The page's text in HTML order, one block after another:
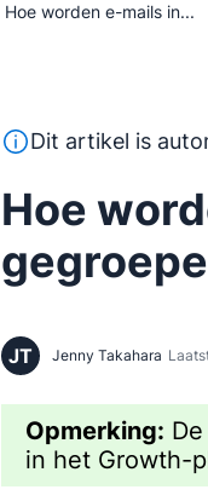
Hoe worden e-mails in...
Deze tekst is
Dit artikel is
Hoe
JT Jenny Takahara
Opmerking:
in het Growth-